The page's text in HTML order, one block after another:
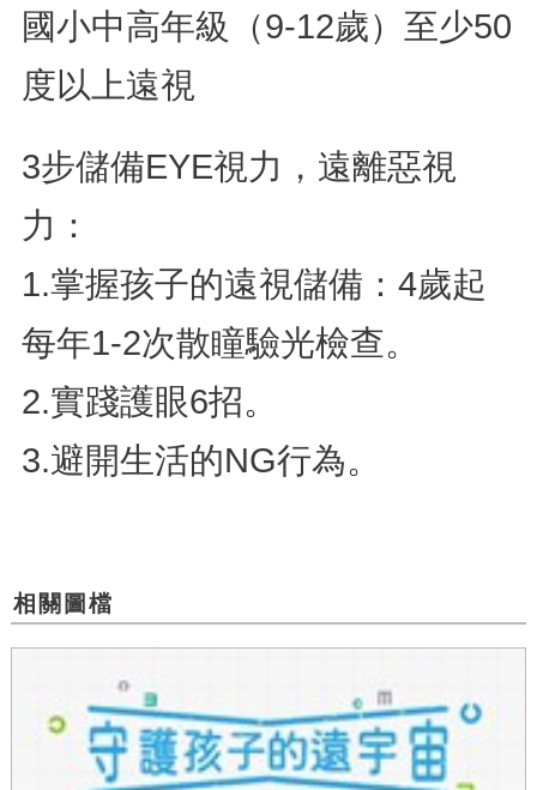
國小中高年級（9-12歲）至少50
度以上遠視
3步儲備EYE視力，遠離惡視
力：
1.掌握孩子的遠視儲備：4歲起
每年1-2次散瞳驗光檢查。
2.實踐護眼6招。
3.避開生活的NG行為。
相關圖檔